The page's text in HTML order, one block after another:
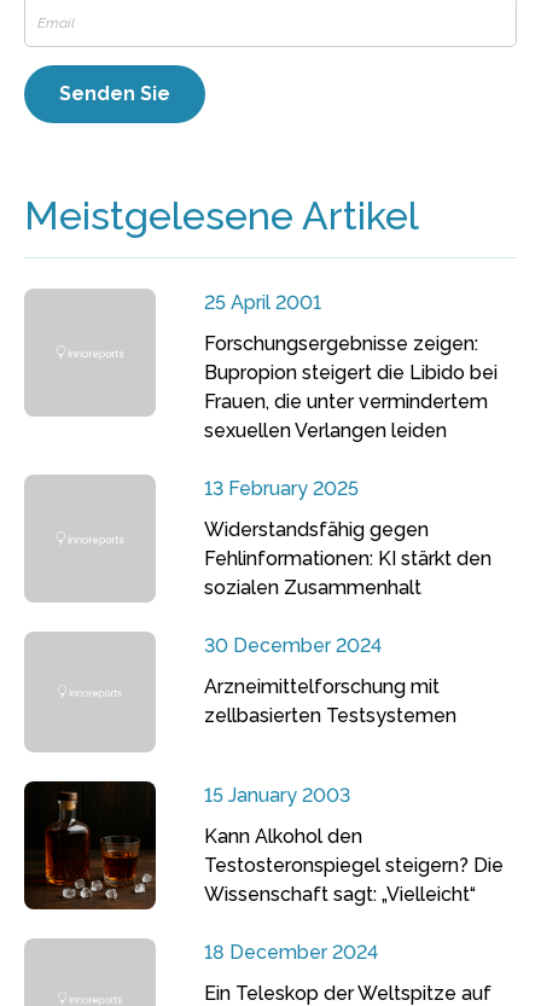
Meistgelesene Artikel
25 April 2001
Forschungsergebnisse zeigen:
Bupropion steigert die Libido bei
Frauen, die unter vermindertem
sexuellen Verlangen leiden
13 February 2025
Widerstandsfähig gegen
Fehlinformationen: KI stärkt den
sozialen Zusammenhalt
30 December 2024
Arzneimittelforschung mit
zellbasierten Testsystemen
15 January 2003
Kann Alkohol den
Testosteronspiegel steigern? Die
Wissenschaft sagt: „Vielleicht“
18 December 2024
Ein Teleskop der Weltspitze auf